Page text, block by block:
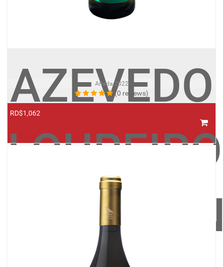
AZEVEDO
LOUREIRO
Añada2022
(0 reviews)
RD$1,062